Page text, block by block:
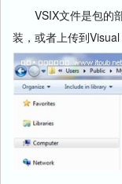
VSIX文件是包的部
装，或者上传到Visual